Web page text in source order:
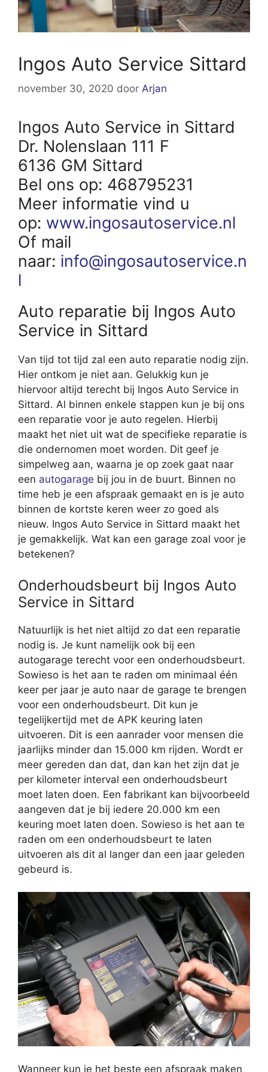
Ingos Auto Service Sittard
november 30, 2020 door Arjan
Ingos Auto Service in Sittard
Dr. Nolenslaan 111 F
6136 GM Sittard
Bel ons op: 468795231
Meer informatie vind u
op: www.ingosautoservice.nl
Of mail
naar: info@ingosautoservice.n
l
Auto reparatie bij Ingos Auto
Service in Sittard
Van tijd tot tijd zal een auto reparatie nodig zijn.
Hier ontkom je niet aan. Gelukkig kun je
hiervoor altijd terecht bij Ingos Auto Service in
Sittard. Al binnen enkele stappen kun je bij ons
een reparatie voor je auto regelen. Hierbij
maakt het niet uit wat de specifieke reparatie is
die ondernomen moet worden. Dit geef je
simpelweg aan, waarna je op zoek gaat naar
een autogarage bij jou in de buurt. Binnen no
time heb je een afspraak gemaakt en is je auto
binnen de kortste keren weer zo goed als
nieuw. Ingos Auto Service in Sittard maakt het
je gemakkelijk. Wat kan een garage zoal voor je
betekenen?
Onderhoudsbeurt bij Ingos Auto
Service in Sittard
Natuurlijk is het niet altijd zo dat een reparatie
nodig is. Je kunt namelijk ook bij een
autogarage terecht voor een onderhoudsbeurt.
Sowieso is het aan te raden om minimaal één
keer per jaar je auto naar de garage te brengen
voor een onderhoudsbeurt. Dit kun je
tegelijkertijd met de APK keuring laten
uitvoeren. Dit is een aanrader voor mensen die
jaarlijks minder dan 15.000 km rijden. Wordt er
meer gereden dan dat, dan kan het zijn dat je
per kilometer interval een onderhoudsbeurt
moet laten doen. Een fabrikant kan bijvoorbeeld
aangeven dat je bij iedere 20.000 km een
keuring moet laten doen. Sowieso is het aan te
raden om een onderhoudsbeurt te laten
uitvoeren als dit al langer dan een jaar geleden
gebeurd is.
Wanneer kun je het beste een afspraak maken